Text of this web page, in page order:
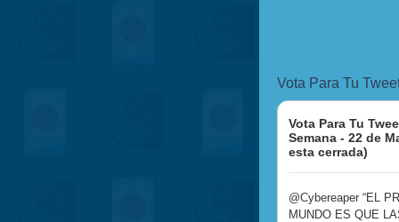
Vota Para Tu
Vota Para Tu
Semana - 22 de
esta cerrada)
@Cybereaper “EL
MUNDO ES QUE